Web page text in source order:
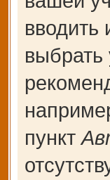
вводить
пункт